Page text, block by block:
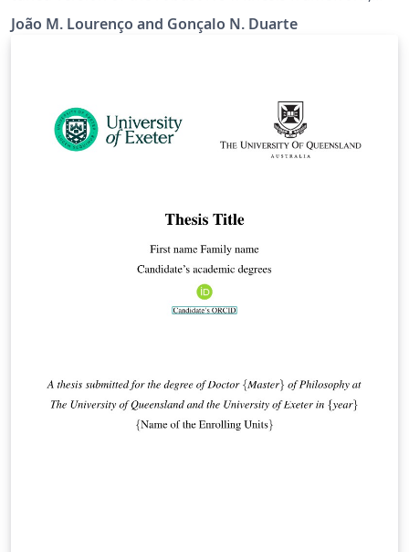
trimmed down for MSc dissertations at ISEL (Instituto
Superior de Engenharia de Lisboa). It follows the
of the multi-institution version. Key Features: ISEL-
Ready: pre-configured with the correct margins, cover
and English remain, making the template lighter and
Disclosure: integrated support for the Artificial
Intelligence Disclosure Statement. SDGs: visual
enumeration of the UN Sustainable Development Goals
workflow. New in v8.0: Faster Builds: significantly
quicker compilation, most noticeably with pdfLaTeX.
Modern Glossaries: glossaries, acronyms and symbols
João M. Lourenço and Gonçalo N. Duarte